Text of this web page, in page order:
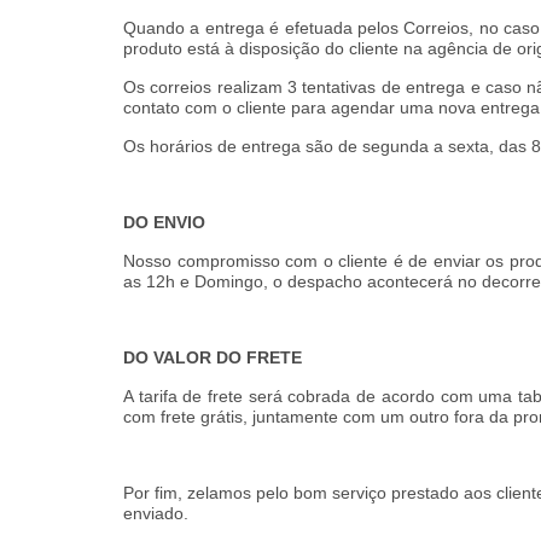
Quando a entrega é efetuada pelos Correios, no
produto está à disposição do cliente na agência de
Os correios realizam 3 tentativas de entrega e caso
contato com o cliente para agendar uma nova
Os horários de entrega são de segunda a sexta, das
DO ENVIO
Nosso compromisso com o cliente é de enviar os
as 12h e Domingo, o despacho acontecerá no
DO VALOR DO FRETE
A tarifa de frete será cobrada de acordo com uma
com frete grátis, juntamente com um outro fora da
Por fim, zelamos pelo bom serviço prestado aos
enviado.